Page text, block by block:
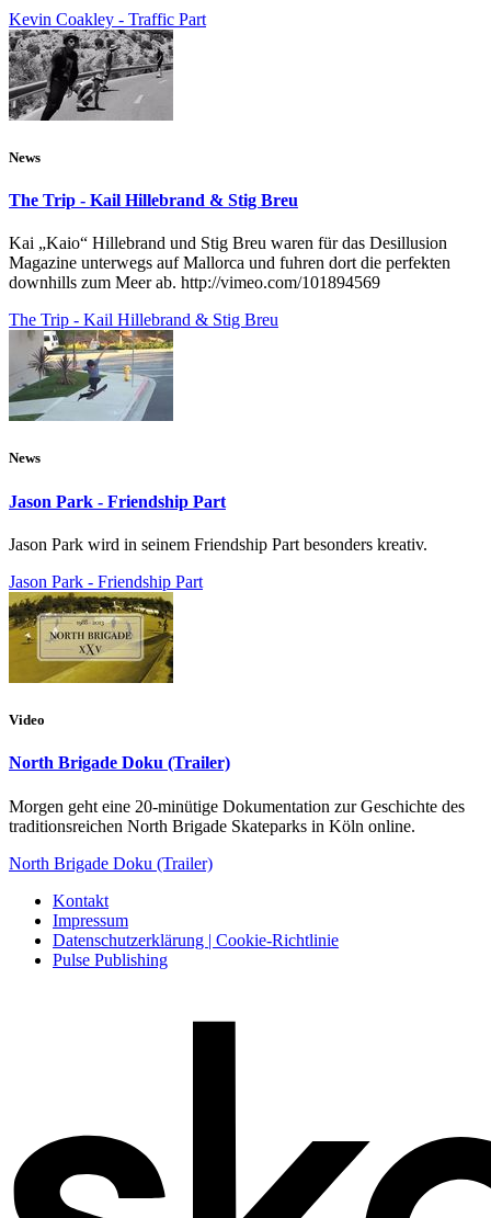
Kevin Coakley - Traffic Part
News
The Trip - Kail Hillebrand & Stig Breu
Kai „Kaio“ Hillebrand und Stig Breu waren für das Desillusion
Magazine unterwegs auf Mallorca und fuhren dort die perfekten
downhills zum Meer ab. http://vimeo.com/101894569
The Trip - Kail Hillebrand & Stig Breu
News
Jason Park - Friendship Part
Jason Park wird in seinem Friendship Part besonders kreativ.
Jason Park - Friendship Part
Video
North Brigade Doku (Trailer)
Morgen geht eine 20-minütige Dokumentation zur Geschichte des
traditionsreichen North Brigade Skateparks in Köln online.
North Brigade Doku (Trailer)
Kontakt
Impressum
Datenschutzerklärung | Cookie-Richtlinie
Pulse Publishing